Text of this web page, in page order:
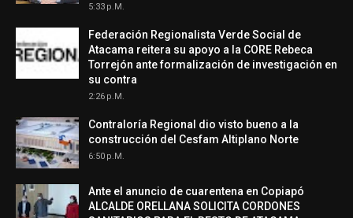
5:33 P.m.
Federación Regionalista Verde Social de
Atacama reitera su apoyo a la CORE Rebeca
Torrejón ante formalización de investigación en
su contra
2:26 P.m.
Contraloría Regional dio visto bueno a la
construcción del Cesfam Altiplano Norte
6:50 P.m.
Ante el anuncio de cuarentena en Copiapó
ALCALDE ORELLANA SOLICITA CORDONES